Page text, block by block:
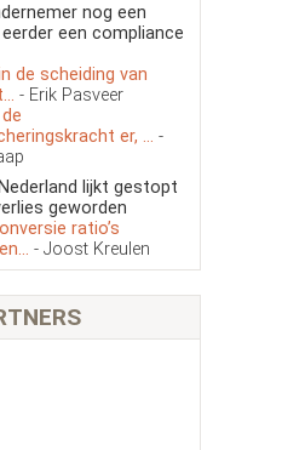
nog een
een compliance
de scheiding van
- Erik Pasveer
er, ... -
lijkt gestopt
geworden
ratio’s
- Joost Kreulen